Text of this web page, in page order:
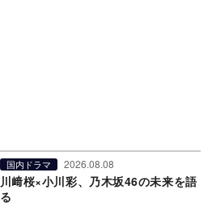
国内ドラマ 2026.08.08
川﨑桜×小川彩、乃木坂46の未来を語
る